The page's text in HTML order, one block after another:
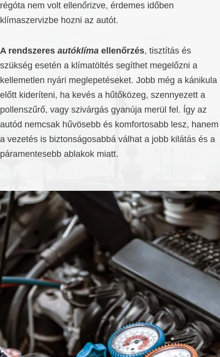
régóta nem volt ellenőrizve, érdemes időben
klímaszervizbe hozni az autót.
A rendszeres autóklíma ellenőrzés, tisztítás és
szükség esetén a klímatöltés segíthet megelőzni a
kellemetlen nyári meglepetéseket. Jobb még a kánikula
előtt kideríteni, ha kevés a hűtőközeg, szennyezett a
pollenszűrő, vagy szivárgás gyanúja merül fel. Így az
autód nemcsak hűvösebb és komfortosabb lesz, hanem
a vezetés is biztonságosabbá válhat a jobb kilátás és a
páramentesebb ablakok miatt.